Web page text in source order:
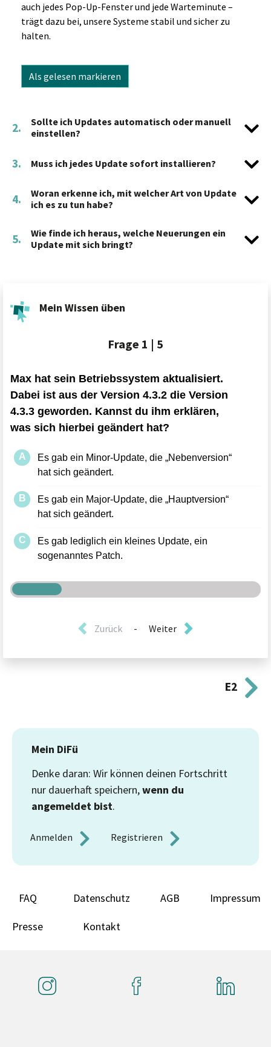
auch jedes Pop-Up-Fenster und jede Warteminute –
trägt dazu bei, unsere Systeme stabil und sicher zu
halten.
Als gelesen markieren
2.
Sollte ich Updates automatisch oder manuell
einstellen?
3. Muss ich jedes Update sofort installieren?
4.
Woran erkenne ich, mit welcher Art von Update
ich es zu tun habe?
5.
Wie finde ich heraus, welche Neuerungen ein
Update mit sich bringt?
Mein Wissen üben
Frage 1 | 5
Zurück - Weiter
E2
Mein DiFü
Denke daran: Wir können deinen Fortschritt
nur dauerhaft speichern,wenn du
angemeldet bist.
Anmelden Registrieren
FAQ Datenschutz AGB Impressum
Presse Kontakt